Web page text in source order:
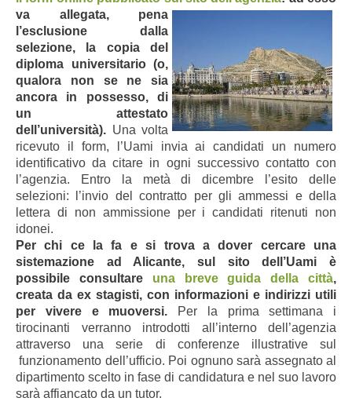
va allegata, pena
l’esclusione dalla
selezione, la copia del
diploma universitario (o,
qualora non se ne sia
ancora in possesso, di
un attestato
dell’università). Una volta
ricevuto il form, l’Uami invia ai candidati un numero
identificativo da citare in ogni successivo contatto con
l’agenzia. Entro la metà di dicembre l’esito delle
selezioni: l’invio del contratto per gli ammessi e della
lettera di non ammissione per i candidati ritenuti non
idonei.
Per chi ce la fa e si trova a dover cercare una
sistemazione ad Alicante, sul sito dell’Uami è
possibile consultare una breve guida della città,
creata da ex stagisti, con informazioni e indirizzi utili
per vivere e muoversi.
Per la prima settimana i
tirocinanti verranno introdotti all’interno dell’agenzia
attraverso una serie di conferenze illustrative sul
funzionamento dell’ufficio. Poi ognuno sarà assegnato al
dipartimento scelto in fase di candidatura e nel suo lavoro
sarà affiancato da un tutor.